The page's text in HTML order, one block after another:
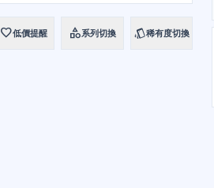
favorite低價提醒 category系列切換 style稀有度切換